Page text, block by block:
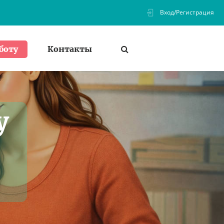
Вход/Регистрация
Контакты